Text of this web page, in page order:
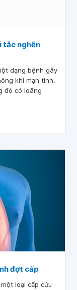
tắc nghẽn
dạng bệnh gây
khí mạn tính.
đó có loãng
đợt cấp
loại cấp cứu